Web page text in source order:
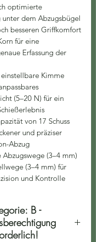
optimierte
unter dem Abzugsbügel
besseren Griffkomfort
für eine
Erfassung der
Kimme
(5–20 N) für ein
von 17 Schuss
und präziser
Abzug
Abzugswege (3–4 mm)
(3–4 mm) für
und Kontrolle
B -